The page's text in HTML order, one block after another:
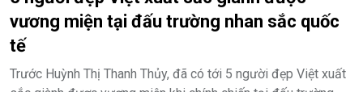
vương miện tại đấu trường nhan sắc quốc
tế
Trước Huỳnh Thị Thanh Thủy, đã có tới 5 người đẹp Việt xuất